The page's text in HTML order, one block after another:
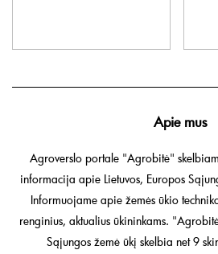
Apie mus
Agroverslo portale "Agrobitė"
informacija apie Lietuvos, Europos
Informuojame apie žemės ūkio
renginius, aktualius ūkininkams.
Sąjungos žemė ūkį skelbia net 9